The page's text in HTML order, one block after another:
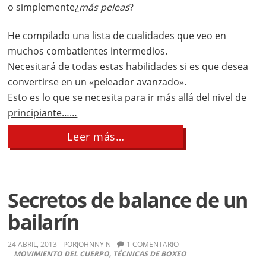
o simplemente¿más peleas?
He compilado una lista de cualidades que veo en
muchos combatientes intermedios.
Necesitará de todas estas habilidades si es que desea
convertirse en un «peleador avanzado».
Esto es lo que se necesita para ir más allá del nivel de
principiante……
Leer más…
Habilidades
Secretos de balance de un
bailarín
24 ABRIL, 2013 PORJOHNNY N
MOVIMIENTO DEL CUERPO, TÉCNICAS DE BOXEO
1 COMENTARIO